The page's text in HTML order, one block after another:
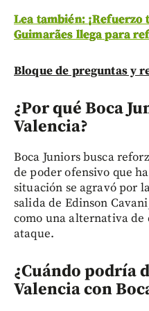
Lea también:
Guimarães llega para
Bloque de preguntas y
¿Por qué Boca
Valencia?
Boca Juniors busca
de poder ofensivo que
situación se agravó por
salida de Edinson
como una alternativa
ataque.
¿Cuándo podría
Valencia con